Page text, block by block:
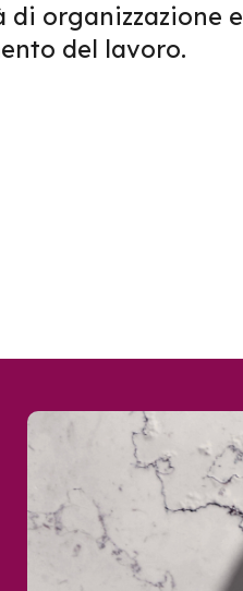
di organizzazione e
del lavoro.